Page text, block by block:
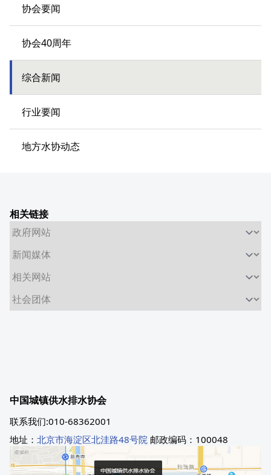
协会要闻
协会40周年
综合新闻
行业要闻
地方水协动态
相关链接
中国城镇供水排水协会
联系我们:010-68362001
地址： 北京市海淀区北洼路48号院 邮政编码：100048